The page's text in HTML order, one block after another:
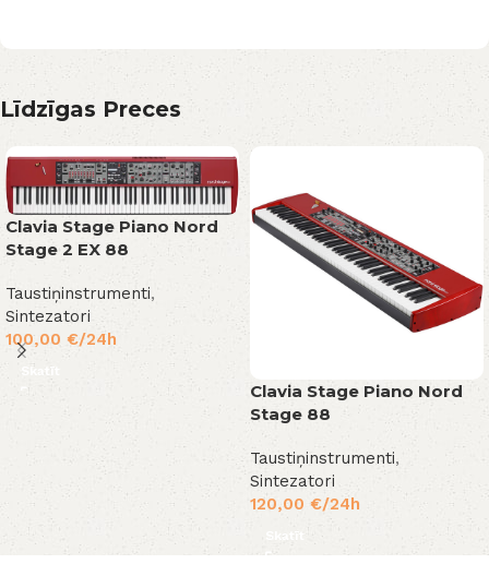
Līdzīgas Preces
Clavia Stage Piano Nord
Stage 2 EX 88
Taustiņinstrumenti,
Sintezatori
100,00 €/24h
Skatīt
Clavia Stage Piano Nord
Stage 88
Taustiņinstrumenti,
Sintezatori
120,00 €/24h
Skatīt